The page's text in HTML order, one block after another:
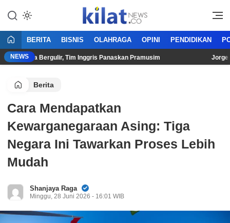
KilatNews.co
Mencerdaskan Anak Bangsa
BERITA BISNIS OLAHRAGA OPINI PENDIDIKAN
NEWSBergulir, Tim Inggris Panaskan Pramusim Jorge
Berita
Cara Mendapatkan
Kewarganegaraan Asing: Tiga
Negara Ini Tawarkan Proses Lebih
Mudah
Shanjaya Raga
Minggu, 28 Juni 2026 - 16:01 WIB